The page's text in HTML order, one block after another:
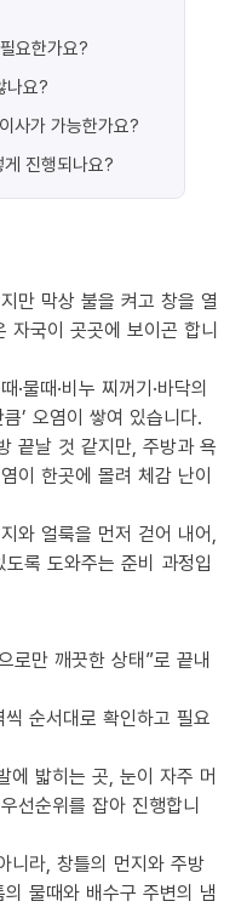
요한가요?
나요?
사가 가능한가요?
진행되나요?
만 막상 불을 켜고 창을 열
자국이 곳곳에 보이곤 합니
물때·비누 찌꺼기·바닥의
’ 오염이 쌓여 있습니다.
끝날 것 같지만, 주방과 욕
이 한곳에 몰려 체감 난이
와 얼룩을 먼저 걷어 내어,
록 도와주는 준비 과정입
로만 깨끗한 상태”로 끝내
순서대로 확인하고 필요
에 밟히는 곳, 눈이 자주 머
선순위를 잡아 진행합니
니라, 창틀의 먼지와 주방
물때와 배수구 주변의 냄